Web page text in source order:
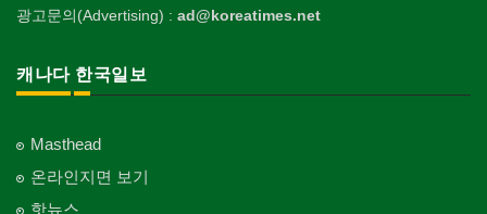
광고문의(Advertising) : ad@koreatimes.net
캐나다 한국일보
Masthead
온라인지면 보기
핫뉴스